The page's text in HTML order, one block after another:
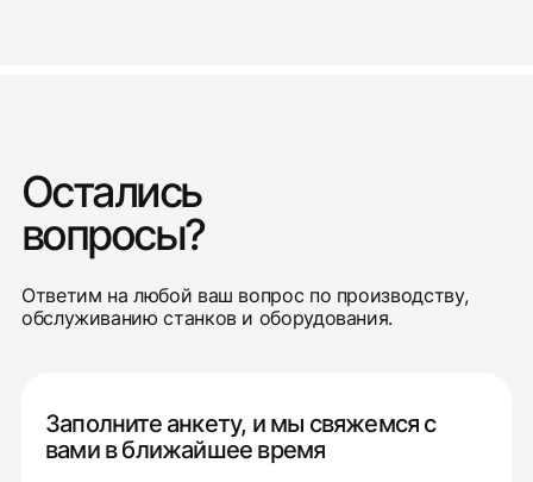
Остались
вопросы?
Ответим на любой ваш вопрос по производству,
обслуживанию станков и оборудования.
Заполните анкету, и мы свяжемся с
вами в ближайшее время